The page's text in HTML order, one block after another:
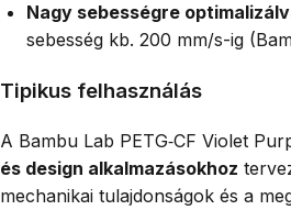
Nagy sebességre
sebesség kb. 200 mm/s-ig
Tipikus felhasználás
A Bambu Lab PETG‑CF Violet
és design alkalmazásokhoz
mechanikai tulajdonságok és a